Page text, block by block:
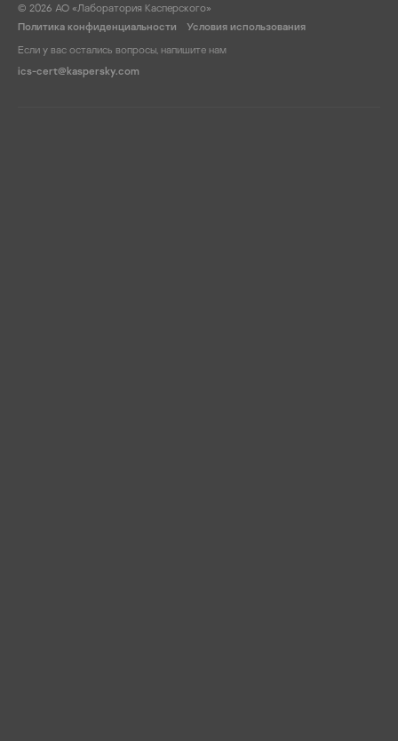
© 2026 АО «Лаборатория Касперского»
Политика конфиденциальности
Условия использования
Если у вас остались вопросы, напишите нам
ics-cert@kaspersky.com